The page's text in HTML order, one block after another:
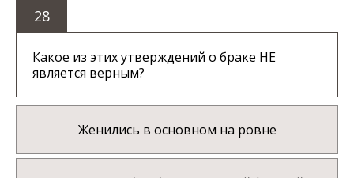
28
Какое из этих утверждений о браке НЕ
является верным?
Женились в основном на ровне